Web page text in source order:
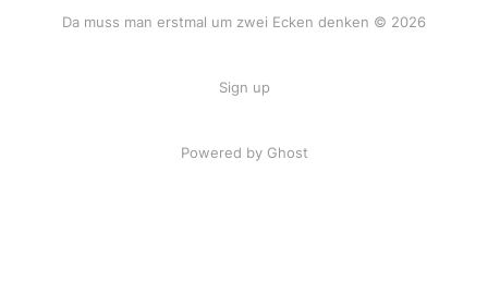
Da muss man erstmal um zwei Ecken denken © 2026
Sign up
Powered by Ghost